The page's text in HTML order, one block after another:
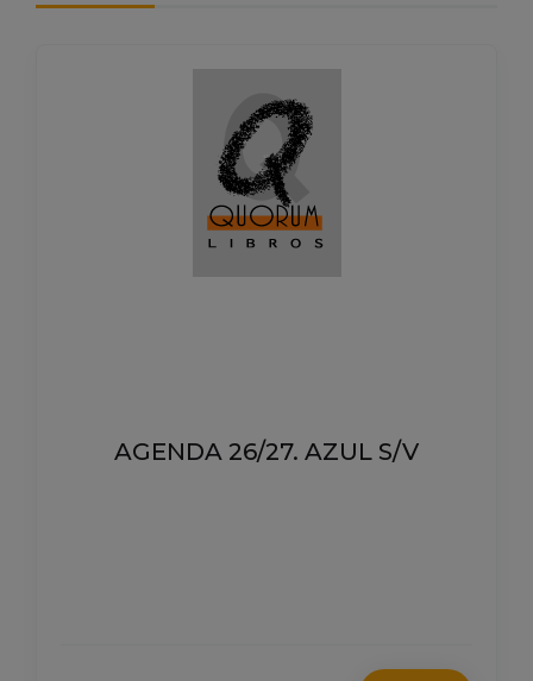
AGENDA 26/27. AZUL S/V